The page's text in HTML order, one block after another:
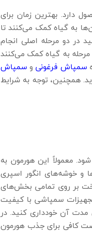
دارد. بهترین زمان برای
به گیاه کمک می‌کنند تا
در دو مرحله اصلی انجام
به گیاه کمک می‌کنند
سمپاش فرغونیو سمپاش
همچنین، توجه به شرایط
معمولاً این هورمون به
و خوشه‌های انگور اسپری
بر روی تمامی بخش‌های
سمپاشی با کیفیت
مدت آن خودداری کنید. در
کافی برای جذب هورمون